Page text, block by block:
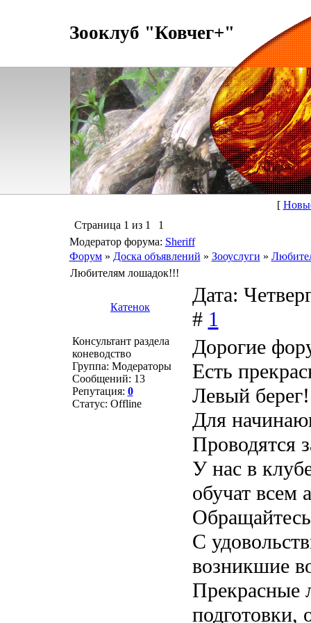
Зооклуб "Ковчег+"
[
Страница 1 из 1
1
Модератор форума: Sheriff
Форум » Доска объявлений » Зооуслуги »
Любителям лошадок!!!
Катенок
Дата:
# 1
Консультант раздела
коневодство
Группа: Модераторы
Сообщений: 13
Репутация: 0
Статус: Offline
Дорогие
Есть
Левый берег!
Для
Проводятся
У нас в
обучат всем
С
возникшие
Прекрасные
подготовки,